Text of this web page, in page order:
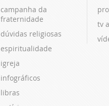
campanha da
fraternidade
dúvidas religiosas
espiritualidade
igreja
infográficos
libras
tv